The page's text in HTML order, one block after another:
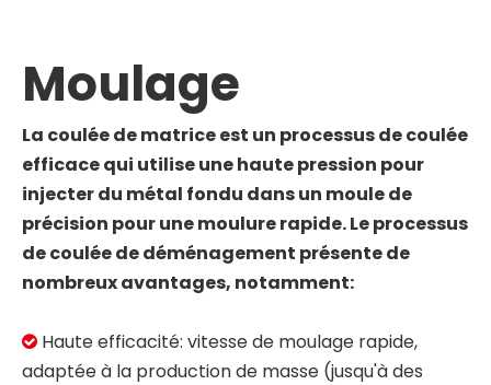
Moulage
La coulée de matrice est un processus de coulée
efficace qui utilise une haute pression pour
injecter du métal fondu dans un moule de
précision pour une moulure rapide. Le processus
de coulée de déménagement présente de
nombreux avantages, notamment:
 Haute efficacité: vitesse de moulage rapide,
adaptée à la production de masse (jusqu'à des